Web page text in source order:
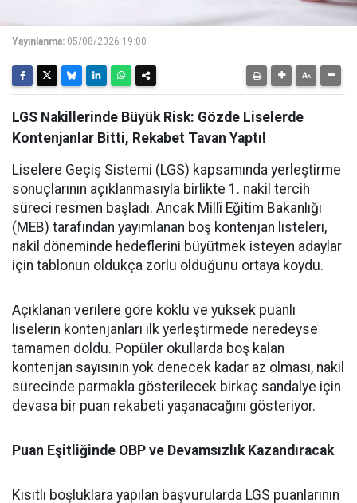
Yayınlanma: 05/08/2026 19:00
LGS Nakillerinde Büyük Risk: Gözde Liselerde
Kontenjanlar Bitti, Rekabet Tavan Yaptı!
Liselere Geçiş Sistemi (LGS) kapsamında yerleştirme
sonuçlarının açıklanmasıyla birlikte 1. nakil tercih
süreci resmen başladı. Ancak Millî Eğitim Bakanlığı
(MEB) tarafından yayımlanan boş kontenjan listeleri,
nakil döneminde hedeflerini büyütmek isteyen adaylar
için tablonun oldukça zorlu olduğunu ortaya koydu.
Açıklanan verilere göre köklü ve yüksek puanlı
liselerin kontenjanları ilk yerleştirmede neredeyse
tamamen doldu. Popüler okullarda boş kalan
kontenjan sayısının yok denecek kadar az olması, nakil
sürecinde parmakla gösterilecek birkaç sandalye için
devasa bir puan rekabeti yaşanacağını gösteriyor.
Puan Eşitliğinde OBP ve Devamsızlık Kazandıracak
Kısıtlı boşluklara yapılan başvurularda LGS puanlarının